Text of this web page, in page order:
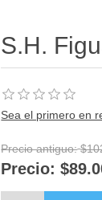
S.H.
Sea el primero en
Precio antiguo:
Precio: